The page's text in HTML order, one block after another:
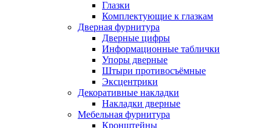
Глазки
Комплектующие к глазкам
Дверная фурнитура
Дверные цифры
Информационные таблички
Упоры дверные
Штыри противосъёмные
Эксцентрики
Декоративные накладки
Накладки дверные
Мебельная фурнитура
Кронштейны